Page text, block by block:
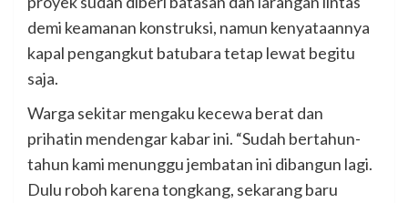
demi keamanan konstruksi, namun kenyataannya
kapal pengangkut batubara tetap lewat begitu
saja.
Warga sekitar mengaku kecewa berat dan
prihatin mendengar kabar ini. “Sudah bertahun-
tahun kami menunggu jembatan ini dibangun lagi.
Dulu roboh karena tongkang, sekarang baru